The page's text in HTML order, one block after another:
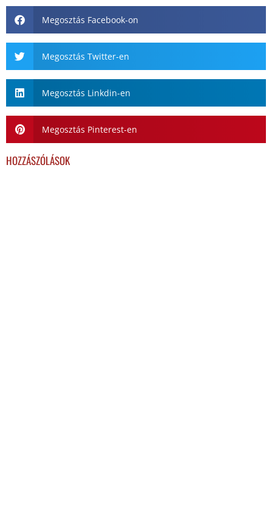
Megosztás Facebook-on
Megosztás Twitter-en
Megosztás Linkdin-en
Megosztás Pinterest-en
HOZZÁSZÓLÁSOK